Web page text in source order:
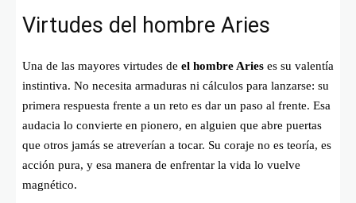
Virtudes del hombre Aries
Una de las mayores virtudes de el hombre Aries es su valentía
instintiva. No necesita armaduras ni cálculos para lanzarse: su
primera respuesta frente a un reto es dar un paso al frente. Esa
audacia lo convierte en pionero, en alguien que abre puertas
que otros jamás se atreverían a tocar. Su coraje no es teoría, es
acción pura, y esa manera de enfrentar la vida lo vuelve
magnético.